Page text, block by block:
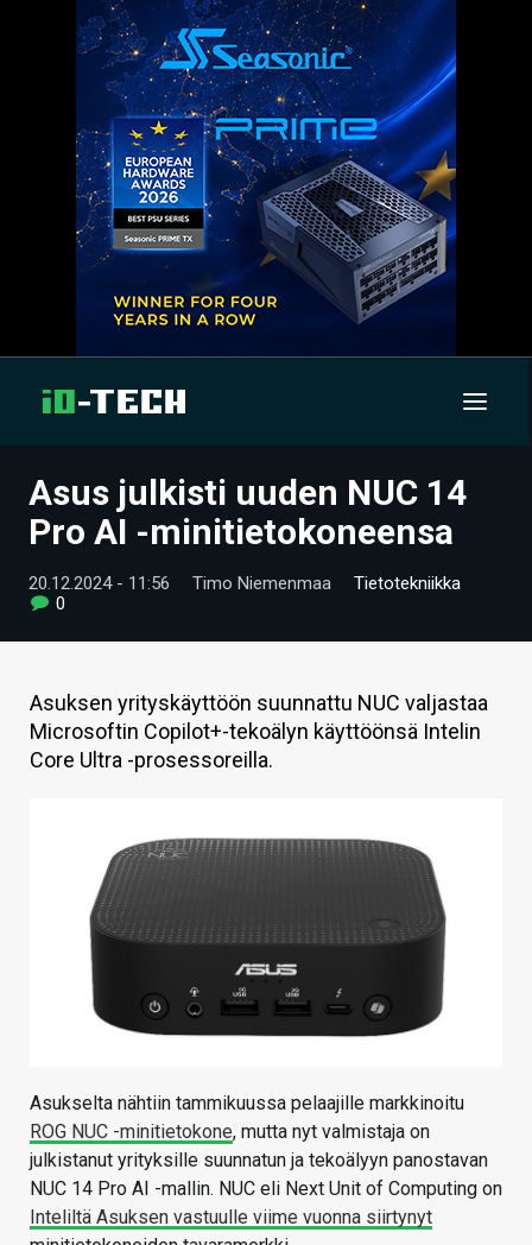
UUTISET
VIDEOT
TIETOA
HINTA.FI
VAIHDA TEEMA
Asus julkisti uuden NUC 14
Pro AI -minitietokoneensa
20.12.2024 - 11:56 Timo Niemenmaa
Tietotekniikka
0
Asuksen yrityskäyttöön suunnattu NUC valjastaa
Microsoftin Copilot+-tekoälyn käyttöönsä Intelin
Core Ultra -prosessoreilla.
Asukselta nähtiin tammikuussa pelaajille markkinoitu
ROG NUC -minitietokone, mutta nyt valmistaja on
julkistanut yrityksille suunnatun ja tekoälyyn panostavan
NUC 14 Pro AI -mallin. NUC eli Next Unit of Computing on
Inteliltä Asuksen vastuulle viime vuonna siirtynyt